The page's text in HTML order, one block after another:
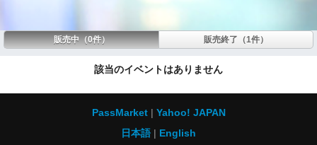
販売中（0件） 販売終了（1件）
該当のイベントはありません
PassMarket
Yahoo! JAPAN
日本語
English